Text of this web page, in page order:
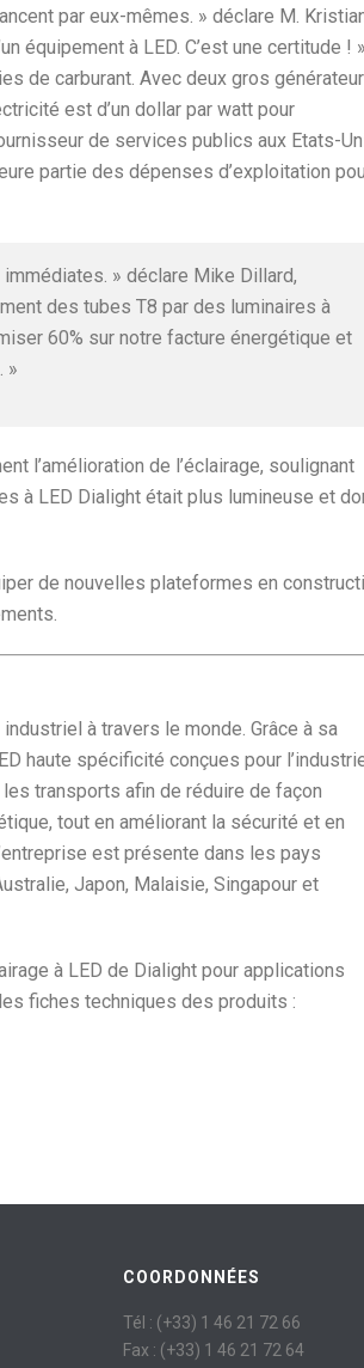
par eux-mêmes. » déclare M.
équipement à LED. C’est une certitude ! »
de carburant. Avec deux gros
est d’un dollar par watt pour
de services publics aux Etats-
partie des dépenses d’exploitation
» déclare Mike Dillard,
des tubes T8 par des luminaires à
60% sur notre facture énergétique et
»
l’amélioration de l’éclairage, soulignant
à LED Dialight était plus lumineuse et
de nouvelles plateformes en
à travers le monde. Grâce à sa
haute spécificité conçues pour
transports afin de réduire de façon
tout en améliorant la sécurité et en
est présente dans les pays
Japon, Malaisie, Singapour et
à LED de Dialight pour applications
fiches techniques des produits :
COORDONNÉES
Tél : (+33) 1 46 21 72 66
Fax : (+33) 1 46 21 72 64